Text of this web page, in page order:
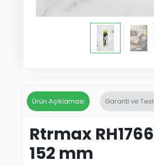
Ürün Açıklaması Garanti ve
Rtrmax
152 mm